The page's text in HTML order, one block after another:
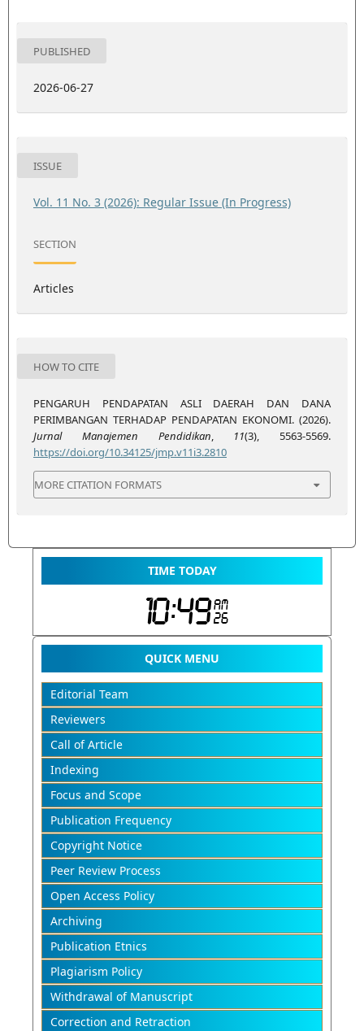
PUBLISHED
2026-06-27
ISSUE
Vol. 11 No. 3 (2026): Regular Issue (In Progress)
SECTION
Articles
HOW TO CITE
PENGARUH PENDAPATAN ASLI DAERAH DAN DANA
PERIMBANGAN TERHADAP PENDAPATAN EKONOMI. (2026).
Jurnal Manajemen Pendidikan, 11(3), 5563-5569.
https://doi.org/10.34125/jmp.v11i3.2810
MORE CITATION FORMATS
TIME TODAY
QUICK MENU
Editorial Team
Reviewers
Call of Article
Indexing
Focus and Scope
Publication Frequency
Copyright Notice
Peer Review Process
Open Access Policy
Archiving
Publication Etnics
Plagiarism Policy
Withdrawal of Manuscript
Correction and Retraction